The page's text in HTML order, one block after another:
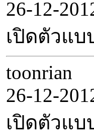
26-12-
เปิดตัวแบ
toonrian
26-12-
เปิดตัวแบ